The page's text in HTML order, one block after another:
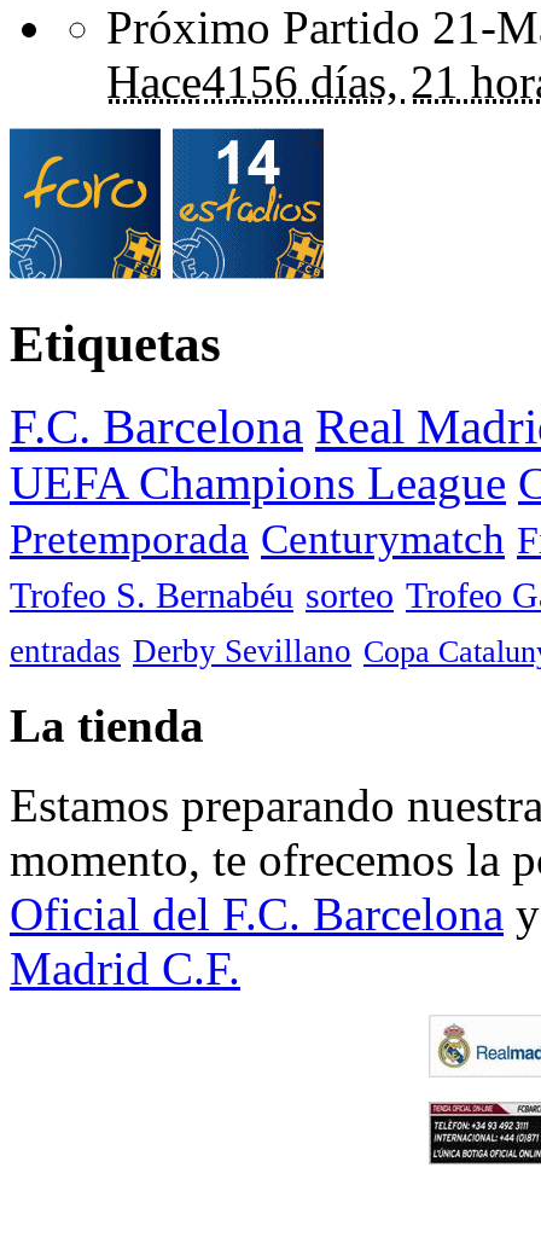
Próximo Partido 21-
Hace4156 días, 21
Etiquetas
F.C. Barcelona Real
UEFA Champions League
Pretemporada Centurymatch
Trofeo S. Bernabéu sorteo Trofeo
entradas Derby Sevillano Copa
La tienda
Estamos preparando
momento, te ofrecemos la
Oficial del F.C. Barcelona
Madrid C.F.